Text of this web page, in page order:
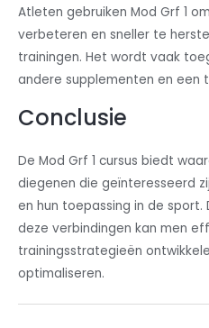
Atleten gebruiken Mod Grf 1
verbeteren en sneller te
trainingen. Het wordt vaak
andere supplementen en een
Conclusie
De Mod Grf 1 cursus biedt
diegenen die geïnteresseerd
en hun toepassing in de
deze verbindingen kan men
trainingsstrategieën
optimaliseren.